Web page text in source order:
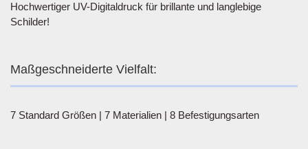
Hochwertiger UV-Digitaldruck für brillante und langlebige
Schilder!
Maßgeschneiderte Vielfalt:
7 Standard Größen | 7 Materialien | 8 Befestigungsarten